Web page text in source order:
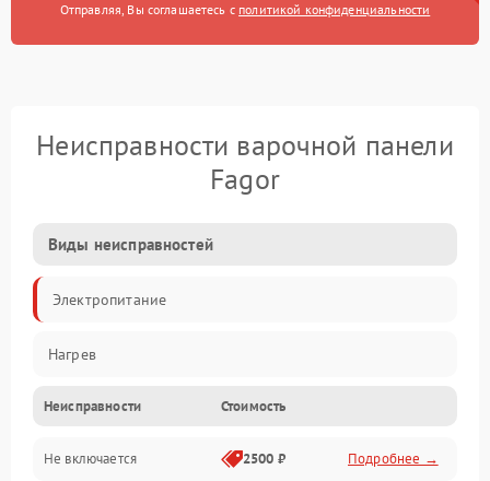
Отправляя, Вы соглашаетесь с политикой конфиденциальности
Неисправности варочной панели
Fagor
Виды неисправностей
Электропитание
Нагрев
Неисправности Стоимость
Не включается 2500 ₽ Подробнее →